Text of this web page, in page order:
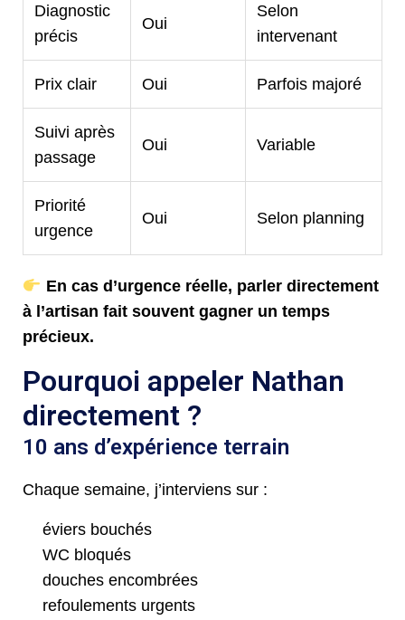
Diagnostic
précis
Oui
Selon
intervenant
Prix clair Oui Parfois majoré
Suivi après
passage
Oui Variable
Priorité
urgence
Oui Selon planning
En cas d’urgence réelle, parler directement
à l’artisan fait souvent gagner un temps
précieux.
Pourquoi appeler Nathan
directement ?
10 ans d’expérience terrain
Chaque semaine, j’interviens sur :
éviers bouchés
WC bloqués
douches encombrées
refoulements urgents